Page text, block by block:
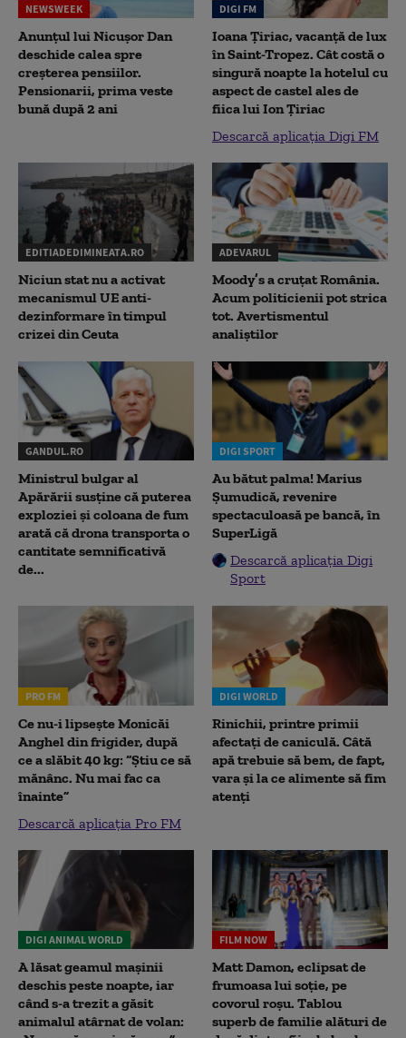
NEWSWEEK
Anunțul lui Nicușor Dan
deschide calea spre
creșterea pensiilor.
Pensionarii, prima veste
bună după 2 ani
DIGI FM
Ioana Țiriac, vacanță de lux
în Saint-Tropez. Cât costă o
singură noapte la hotelul cu
aspect de castel ales de
fiica lui Ion Țiriac
Descarcă aplicația Digi FM
EDITIADEDIMINEATA.RO
Niciun stat nu a activat
mecanismul UE anti-
dezinformare în timpul
crizei din Ceuta
ADEVARUL
Moody’s a cruțat România.
Acum politicienii pot strica
tot. Avertismentul
analiștilor
GANDUL.RO
Ministrul bulgar al
Apărării susține că puterea
exploziei și coloana de fum
arată că drona transporta o
cantitate semnificativă
de...
DIGI SPORT
Au bătut palma! Marius
Șumudică, revenire
spectaculoasă pe bancă, în
SuperLigă
Descarcă aplicația Digi
Sport
PRO FM
Ce nu-i lipsește Monicăi
Anghel din frigider, după
ce a slăbit 40 kg: “Știu ce să
mănânc. Nu mai fac ca
înainte”
Descarcă aplicația Pro FM
DIGI WORLD
Rinichii, printre primii
afectați de caniculă. Câtă
apă trebuie să bem, de fapt,
vara și la ce alimente să fim
atenți
DIGI ANIMAL WORLD
A lăsat geamul mașinii
deschis peste noapte, iar
când s-a trezit a găsit
animalul atârnat de volan:
FILM NOW
Matt Damon, eclipsat de
frumoasa lui soție, pe
covorul roșu. Tablou
superb de familie alături de